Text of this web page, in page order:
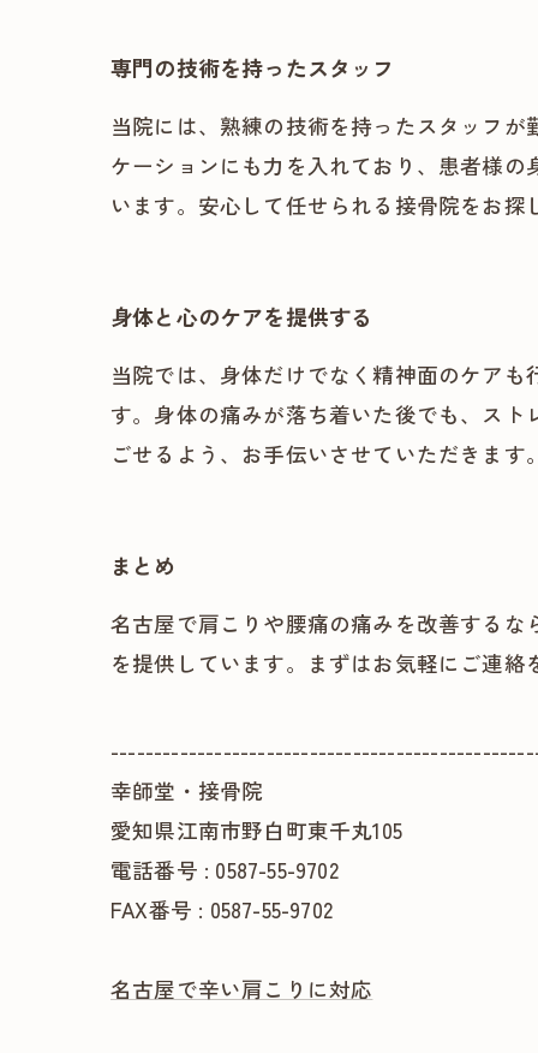
専門の技術を持ったスタッフ
当院には、熟練の技術を持ったスタッフ
ケーションにも力を入れており、患者様
います。安心して任せられる接骨院をお探
身体と心のケアを提供する
当院では、身体だけでなく精神面のケア
す。身体の痛みが落ち着いた後でも、ス
ごせるよう、お手伝いさせていただきます。
まとめ
名古屋で肩こりや腰痛の痛みを改善する
を提供しています。まずはお気軽にご連絡
幸師堂・接骨院
愛知県江南市野白町東千丸105
電話番号 : 0587-55-9702
FAX番号 : 0587-55-9702
名古屋で辛い肩こりに対応